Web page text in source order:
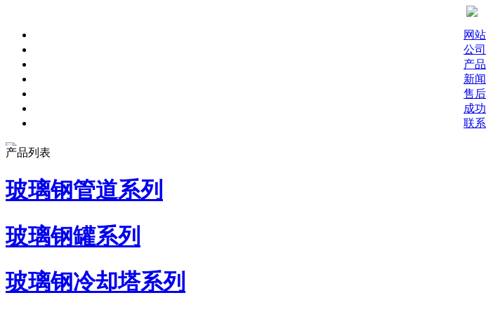
网
公
产
新
售
成
联
产品列表
玻璃钢管道系列
玻璃钢罐系列
玻璃钢冷却塔系列